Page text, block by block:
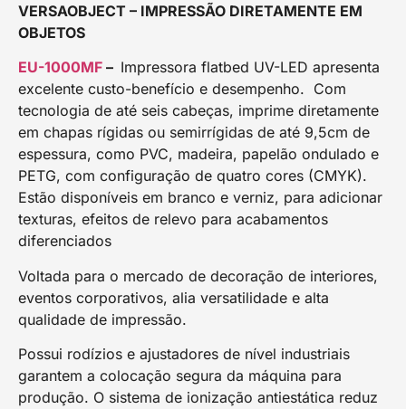
VERSAOBJECT – IMPRESSÃO DIRETAMENTE EM
OBJETOS
EU-1000MF – Impressora flatbed UV-LED apresenta
excelente custo-benefício e desempenho. Com
tecnologia de até seis cabeças, imprime diretamente
em chapas rígidas ou semirrígidas de até 9,5cm de
espessura, como PVC, madeira, papelão ondulado e
PETG, com configuração de quatro cores (CMYK).
Estão disponíveis em branco e verniz, para adicionar
texturas, efeitos de relevo para acabamentos
diferenciados
Voltada para o mercado de decoração de interiores,
eventos corporativos, alia versatilidade e alta
qualidade de impressão.
Possui rodízios e ajustadores de nível industriais
garantem a colocação segura da máquina para
produção. O sistema de ionização antiestática reduz